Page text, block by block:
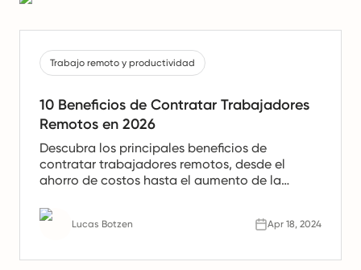
Trabajo remoto y productividad
10 Beneficios de Contratar Trabajadores
Remotos en 2026
Descubra los principales beneficios de
contratar trabajadores remotos, desde el
ahorro de costos hasta el aumento de la
remotos son el futuro del trabajo.
Lucas Botzen Apr 18, 2024